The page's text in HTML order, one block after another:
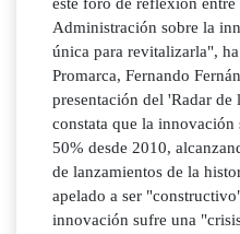
este foro de reflexión
Administración sobre la
única para revitalizarla",
Promarca, Fernando
presentación del 'Radar
constata que la innovación
50% desde 2010,
de lanzamientos de la
apelado a ser
innovación sufre una